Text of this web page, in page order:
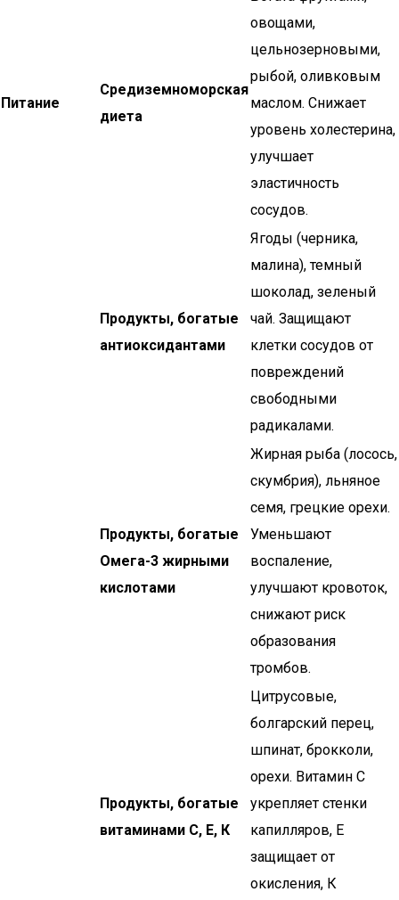
Питание
Средиземноморская
диета
овощами,
цельнозерновыми,
рыбой, оливковым
маслом. Снижает
уровень холестерина,
улучшает
эластичность
сосудов.
Продукты, богатые
антиоксидантами
Ягоды (черника,
малина), темный
шоколад, зеленый
чай. Защищают
клетки сосудов от
повреждений
свободными
радикалами.
Продукты, богатые
Омега-3 жирными
кислотами
Жирная рыба (лосось,
скумбрия), льняное
семя, грецкие орехи.
Уменьшают
воспаление,
улучшают кровоток,
снижают риск
образования
тромбов.
Продукты, богатые
витаминами С, Е, К
Цитрусовые,
болгарский перец,
шпинат, брокколи,
орехи. Витамин С
укрепляет стенки
капилляров, Е
защищает от
окисления, К